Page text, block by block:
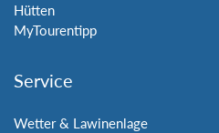
Hütten
MyTourentipp
Service
Wetter & Lawinenlage